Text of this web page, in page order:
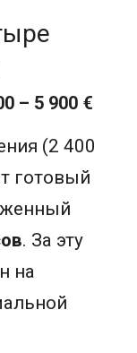
– 5 900 €
(2 400
готовый
. За эту
на